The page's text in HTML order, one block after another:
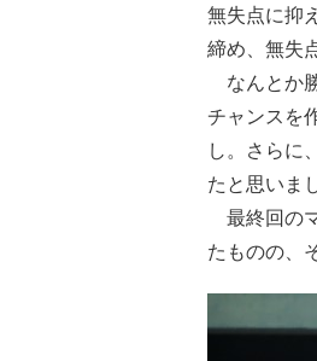
無失点に抑
締め、無失
なんとか
チャンスを
し。さらに
たと思いま
最終回の
たものの、